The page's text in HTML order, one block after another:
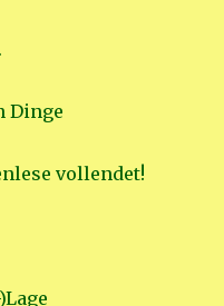
Dinge
vollendet!